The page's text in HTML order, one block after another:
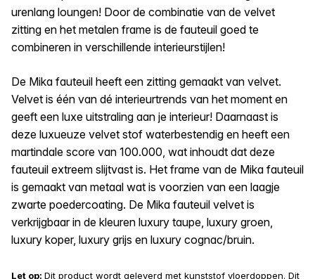
urenlang loungen! Door de combinatie van de velvet
zitting en het metalen frame is de fauteuil goed te
combineren in verschillende interieurstijlen!
De Mika fauteuil heeft een zitting gemaakt van velvet.
Velvet is één van dé interieurtrends van het moment en
geeft een luxe uitstraling aan je interieur! Daarnaast is
deze luxueuze velvet stof waterbestendig en heeft een
martindale score van 100.000, wat inhoudt dat deze
fauteuil extreem slijtvast is. Het frame van de Mika fauteuil
is gemaakt van metaal wat is voorzien van een laagje
zwarte poedercoating. De Mika fauteuil velvet is
verkrijgbaar in de kleuren luxury taupe, luxury groen,
luxury koper, luxury grijs en luxury cognac/bruin.
Let op: Dit product wordt geleverd met kunststof vloerdoppen. Dit